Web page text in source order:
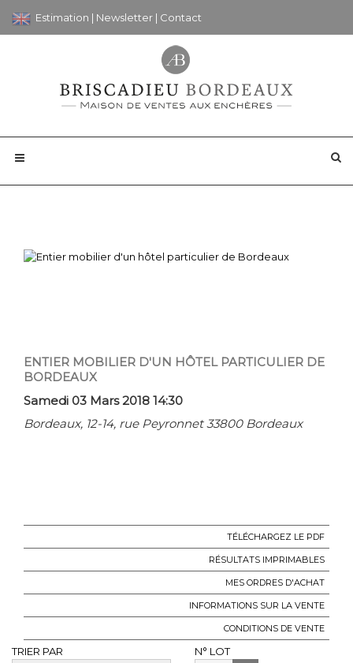
Estimation | Newsletter | Contact
ENTIER MOBILIER D'UN HÔTEL PARTICULIER DE
BORDEAUX
Samedi 03 Mars 2018 14:30
Bordeaux, 12-14, rue Peyronnet 33800 Bordeaux
TÉLÉCHARGEZ LE PDF
RÉSULTATS IMPRIMABLES
MES ORDRES D'ACHAT
INFORMATIONS SUR LA VENTE
CONDITIONS DE VENTE
TRIER PAR
N° LOT